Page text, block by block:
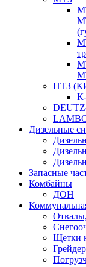
ПТЗ
Дизельные
Запасные
Комбайны
ДОН
Щетки